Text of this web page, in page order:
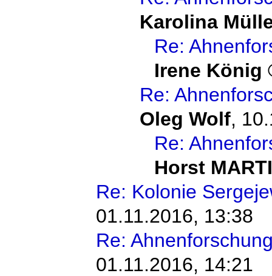
Karolina
Re:
Irene König
Re:
Oleg Wolf,
Re:
Horst
Re: Kolonie
01.11.2016, 13:38
Re:
01.11.2016, 14:21